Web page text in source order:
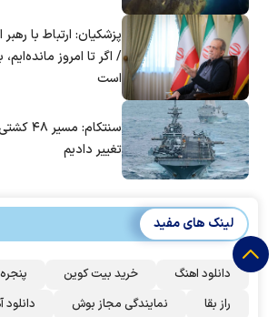
پزشکیان: ارتباط با
/ اگر تا امروز
است
سنتکام:
تغییر دادیم
لینک های مفید
دانلود اهنگ خرید بیت کوین
راز بقا
نمایندگی مجاز بوش